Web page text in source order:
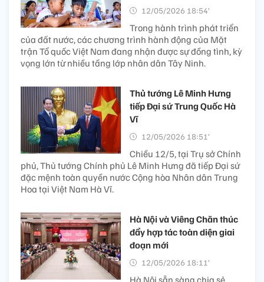
12/05/2026 18:54’
Trong hành trình phát triển
của đất nước, các chương trình hành động của Mặt
trận Tổ quốc Việt Nam đang nhận được sự đồng tình, kỳ
vọng lớn từ nhiều tầng lớp nhân dân Tây Ninh.
Thủ tướng Lê Minh Hưng
tiếp Đại sứ Trung Quốc Hà
Vĩ
12/05/2026 18:51’
Chiều 12/5, tại Trụ sở Chính
phủ, Thủ tướng Chính phủ Lê Minh Hưng đã tiếp Đại sứ
đặc mệnh toàn quyền nước Cộng hòa Nhân dân Trung
Hoa tại Việt Nam Hà Vĩ.
Hà Nội và Viêng Chăn thúc
đẩy hợp tác toàn diện giai
đoạn mới
12/05/2026 18:11’